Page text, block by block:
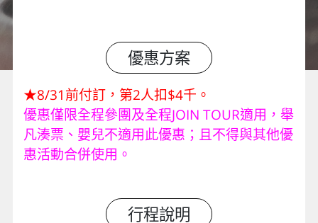
優惠方案
★8/31前付訂，第2人扣$4千。
優惠僅限全程參團及全程JOIN TOUR適用，舉
凡湊票、嬰兒不適用此優惠；且不得與其他優
惠活動合併使用。
行程說明